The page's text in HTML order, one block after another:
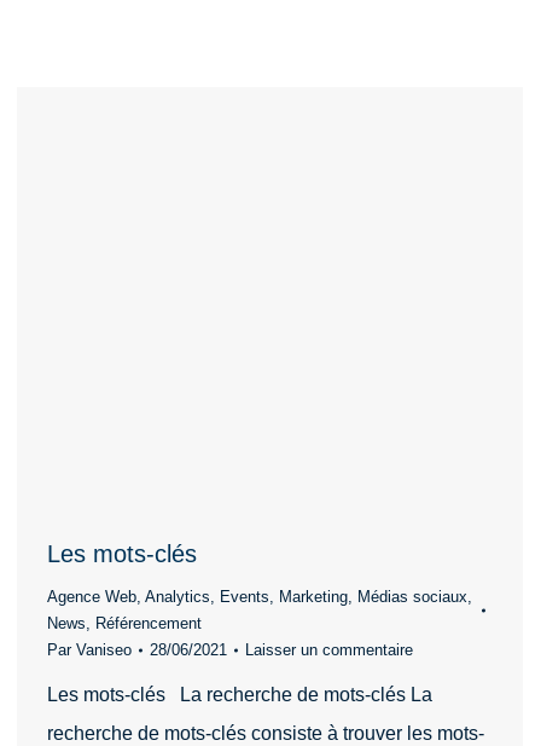
Les mots-clés
Agence Web, Analytics, Events, Marketing, Médias sociaux,
News, Référencement
Par Vaniseo 28/06/2021 Laisser un commentaire
Les mots-clés La recherche de mots-clés La
recherche de mots-clés consiste à trouver les mots-